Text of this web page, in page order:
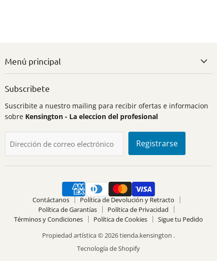
Menú principal
Subscribete
Suscribite a nuestro mailing para recibir ofertas e informacion
sobre Kensington - La eleccion del profesional
Dirección de correo electrónico Registrarse
Contáctanos
Política de Devolución y Retracto
Política de Garantías
Política de Privacidad
Términos y Condiciones
Política de Cookies
Sigue tu Pedido
Propiedad artística © 2026 tienda.kensington .
Tecnología de Shopify